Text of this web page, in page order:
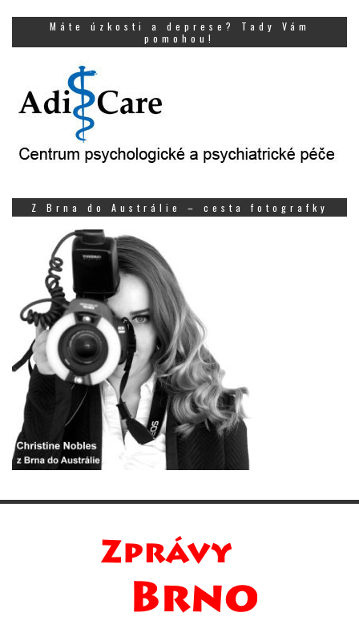
Máte úzkosti a deprese? Tady Vám
pomohou!
Z Brna do Austrálie – cesta fotografky